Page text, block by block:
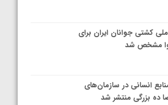
کشتی جوانان ایران برای
مشخص شد
انسانی در سازمان‌های
ده بزرگی منتشر شد